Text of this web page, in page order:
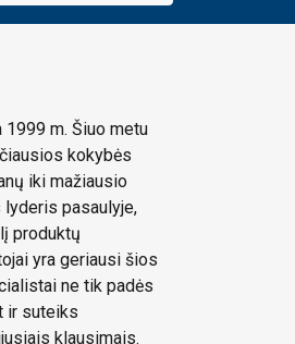
m. Šiuo metu
kokybės
iki mažiausio
lyderis pasaulyje,
produktų
yra geriausi šios
ne tik padės
ir suteiks
klausimais.